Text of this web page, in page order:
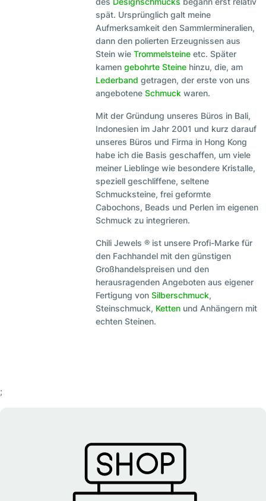
spät. Ursprünglich galt meine
Aufmerksamkeit den Sammlermineralien,
dann den polierten Erzeugnissen aus
Stein wieTrommelsteine etc. Später
kamengebohrte Steine hinzu, die, am
Lederband getragen, der erste von uns
angeboteneSchmuck waren.
Mit der Gründung unseres Büros in Bali,
Indonesien im Jahr 2001 und kurz darauf
unseres Büros und Firma in Hong Kong
habe ich die Basis geschaffen, um viele
meiner Lieblinge wie besondere Kristalle,
speziell geschliffene, seltene
Schmucksteine, frei geformte
Cabochons, Beads und Perlen im eigenen
Schmuck zu integrieren.
Chili Jewels ® ist unsere Profi-Marke für
den Fachhandel mit den günstigen
Großhandelspreisen und den
herausragenden Angeboten aus eigener
Fertigung vonSilberschmuck,
Steinschmuck, Ketten und Anhängern mit
echten Steinen.
;